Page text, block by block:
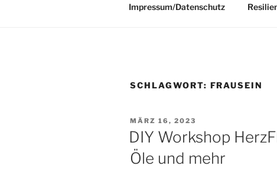
Impressum/Datenschutz
SCHLAGWORT: FRAUSEIN
VERÖFFENTLICHT
AM
MÄRZ 16, 2023
DIY Workshop
Öle und mehr